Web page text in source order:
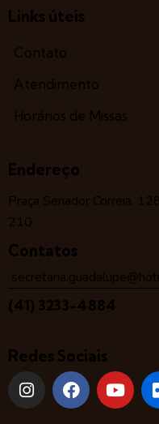
Links úteis
Contato
Atendimento
Horários de Missas
Endereço
Praça Senador Correia,
210
Contatos
(41) 3233-4884
Redes Sociais